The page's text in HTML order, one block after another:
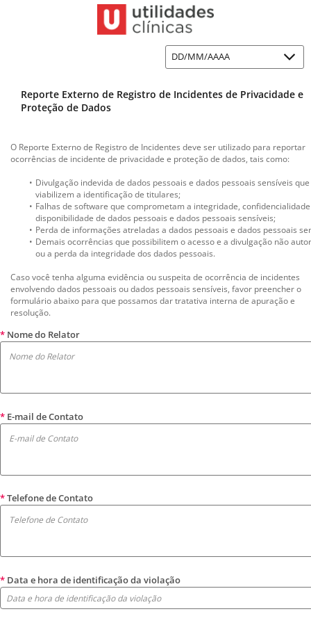
DD/MM/AAAA
Reporte Externo de Registro de Incidentes de Privacidade e
Proteção de Dados
O Reporte Externo de Registro de Incidentes deve ser utilizado para reportar
ocorrências de incidente de privacidade e proteção de dados, tais como:
Divulgação indevida de dados pessoais e dados pessoais sensíveis que
viabilizem a identificação de titulares;
Falhas de software que comprometam a integridade,
disponibilidade de dados pessoais e dados pessoais sensíveis;
Perda de informações atreladas a dados pessoais e dados pessoais
Demais ocorrências que possibilitem o acesso e a divulgação não
ou a perda da integridade dos dados pessoais.
Caso você tenha alguma evidência ou suspeita de ocorrência de incidentes
envolvendo dados pessoais ou dados pessoais sensíveis, favor preencher o
formulário abaixo para que possamos dar tratativa interna de apuração e
resolução.
* Nome do Relator
* E-mail de Contato
*Telefone de Contato
* Data e hora de identificação da violação